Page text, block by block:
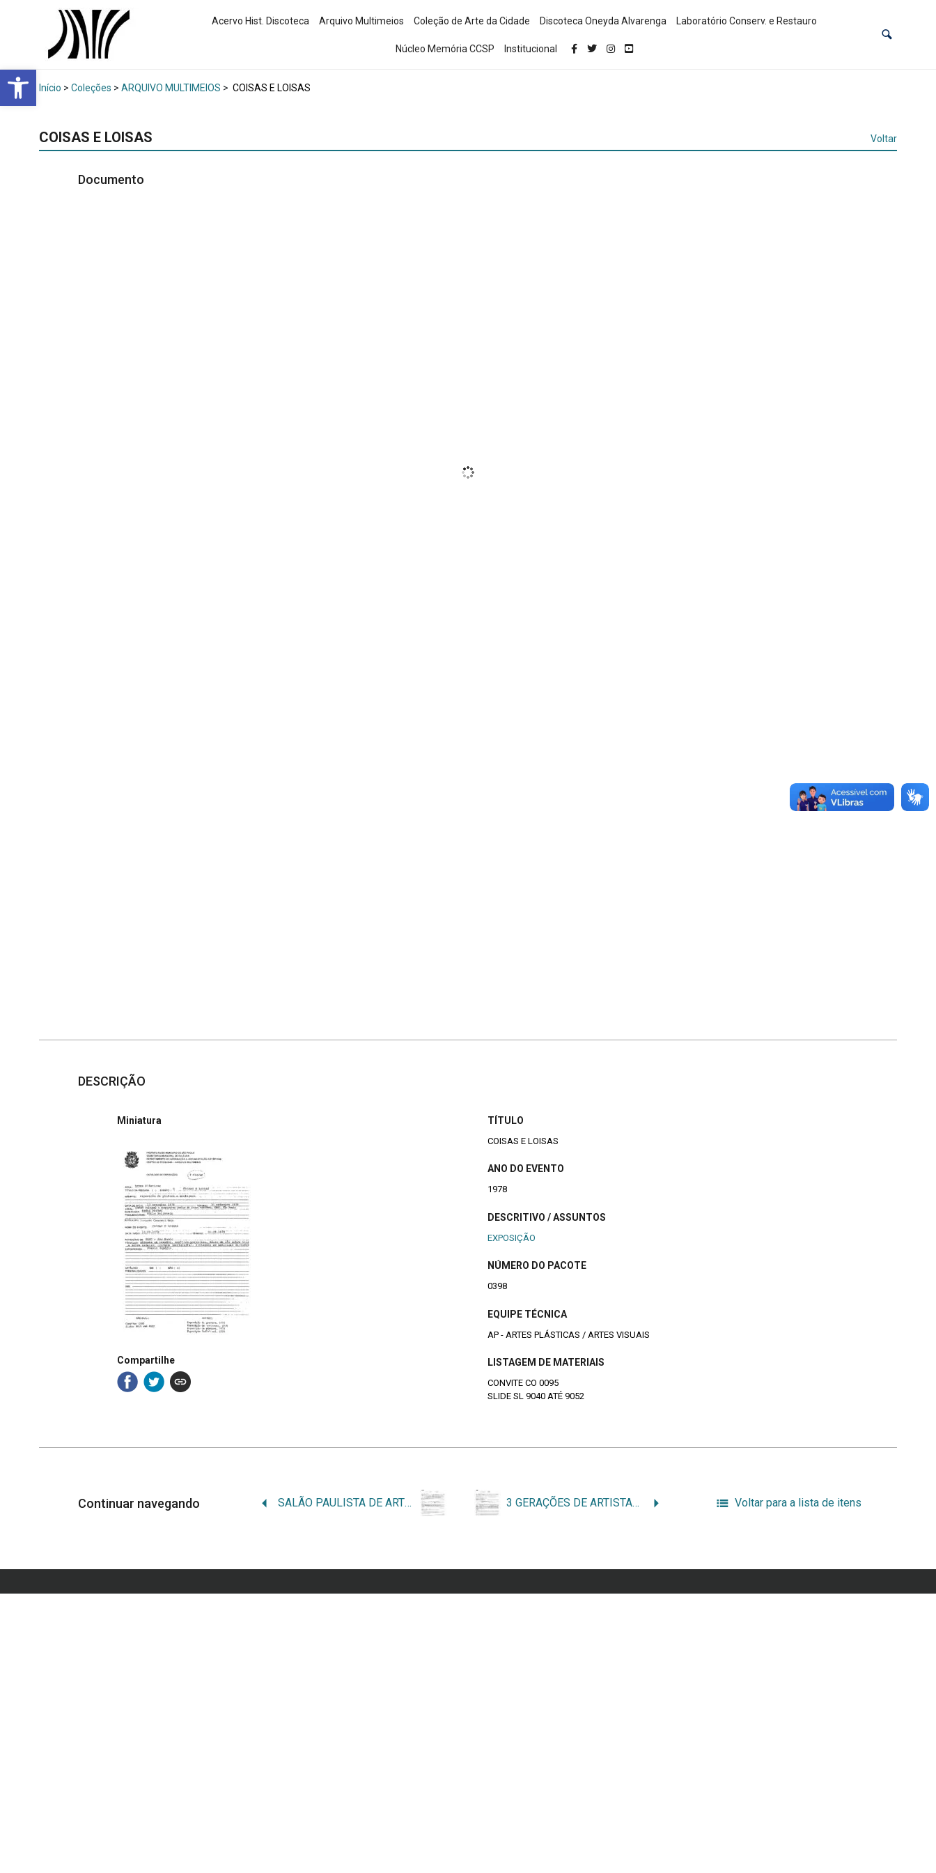
Abrir a barra de ferramentas
Acervo Hist. Discoteca Arquivo Multimeios Coleção de Arte da Cidade Discoteca Oneyda Alvarenga Laboratório Conserv. e Restauro
Núcleo Memória CCSP Institucional
Início > Coleções > ARQUIVO MULTIMEIOS > COISAS E LOISAS
COISAS E LOISAS Voltar
Documento
DESCRIÇÃO
Miniatura
Compartilhe
TÍTULO
COISAS E LOISAS
ANO DO EVENTO
1978
DESCRITIVO / ASSUNTOS
EXPOSIÇÃO
NÚMERO DO PACOTE
0398
EQUIPE TÉCNICA
AP - ARTES PLÁSTICAS / ARTES VISUAIS
LISTAGEM DE MATERIAIS
CONVITE CO 0095
SLIDE SL 9040 ATÉ 9052
Continuar navegando SALÃO PAULISTA DE ARTE CONTEMPORÂNEA, 7º 3 GERAÇÕES DE ARTISTAS NIPO-BRASILEIROS Voltar para a lista de itens